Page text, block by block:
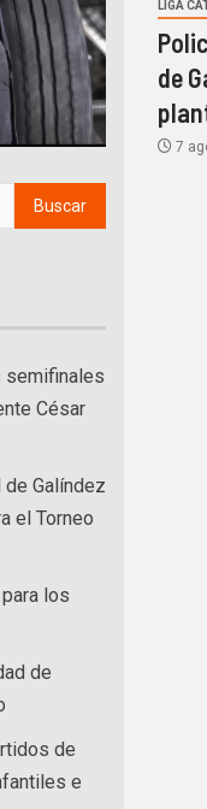
LIGA
de
7
semifinales
César
Galíndez
el Torneo
los
de
de
e